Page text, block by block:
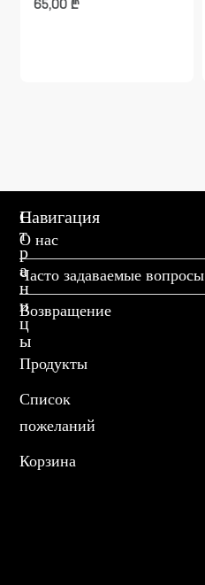
65,00 ₾
С
т
р
а
н
и
ц
ы
Продукты
Список
пожеланий
Корзина
Навигация
О нас
Часто задаваемые вопросы
Возвращение